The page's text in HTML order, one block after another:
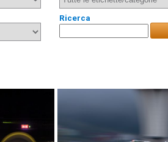
Ricerca